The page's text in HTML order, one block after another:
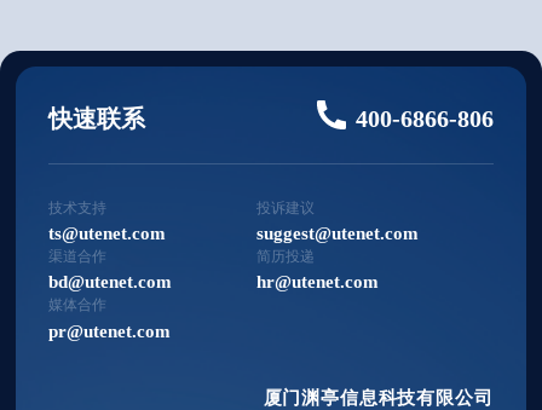
快速联系 400-6866-806
技术支持
ts@utenet.com
投诉建议
suggest@utenet.com
渠道合作
bd@utenet.com
简历投递
hr@utenet.com
媒体合作
pr@utenet.com
厦门渊亭信息科技有限公司